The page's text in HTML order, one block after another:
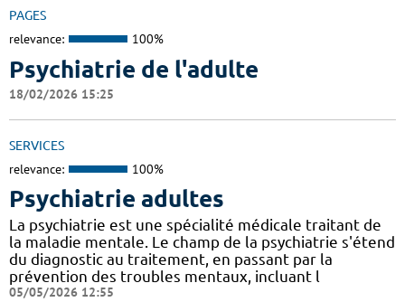
PAGES
relevance: 100%
Psychiatrie de l'adulte
18/02/2026 15:25
SERVICES
relevance: 100%
Psychiatrie adultes
La psychiatrie est une spécialité médicale traitant de
la maladie mentale. Le champ de la psychiatrie s'étend
du diagnostic au traitement, en passant par la
prévention des troubles mentaux, incluant l
05/05/2026 12:55